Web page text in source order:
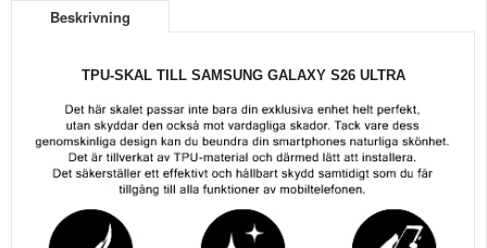
Beskrivning
TPU-SKAL TILL SAMSUNG GALAXY S26 ULTRA